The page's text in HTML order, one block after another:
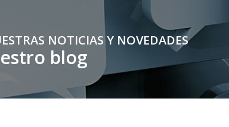
NOTICIAS Y NOVEDADES
blog